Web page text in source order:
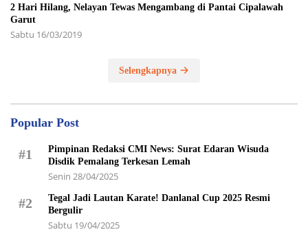
2 Hari Hilang, Nelayan Tewas Mengambang di Pantai Cipalawah
Garut
Sabtu 16/03/2019
Selengkapnya
Popular Post
#1
Pimpinan Redaksi CMI News: Surat Edaran Wisuda
Disdik Pemalang Terkesan Lemah
Senin 28/04/2025
#2
Tegal Jadi Lautan Karate! Danlanal Cup 2025 Resmi
Bergulir
Sabtu 19/04/2025